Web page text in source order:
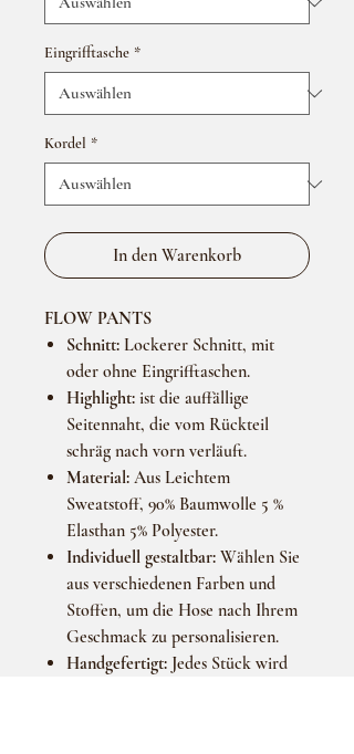
Eingrifftasche *
Kordel *
In den Warenkorb
FLOW PANTS
Schnitt: Lockerer Schnitt, mit
oder ohne Eingrifftaschen.
Highlight: ist die auffällige
Seitennaht, die vom Rückteil
schräg nach vorn verläuft.
Material: Aus Leichtem
Sweatstoff, 90% Baumwolle 5 %
Elasthan 5% Polyester.
Individuell gestaltbar: Wählen Sie
aus verschiedenen Farben und
Stoffen, um die Hose nach Ihrem
Geschmack zu personalisieren.
Handgefertigt: Jedes Stück wird